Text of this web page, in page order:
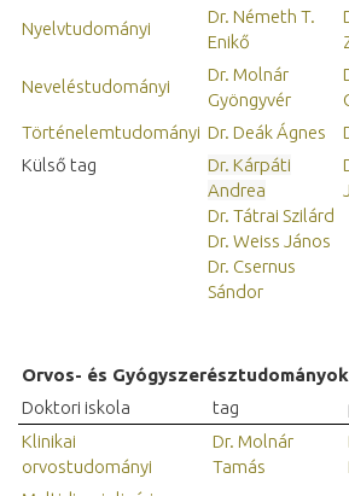
Nyelvtudományi
Dr. Németh T.
Enikő
Neveléstudományi
Dr. Molnár
Gyöngyvér
Történelemtudományi Dr. Deák Ágnes
Külső tag
Dr. Kárpáti
Andrea
Dr. Tátrai Szilárd
Dr. Weiss János
Dr. Csernus
Sándor
Orvos- és Gyógyszerésztudományok
Doktori iskola
tag
Klinikai
orvostudományi
Dr. Molnár
Tamás